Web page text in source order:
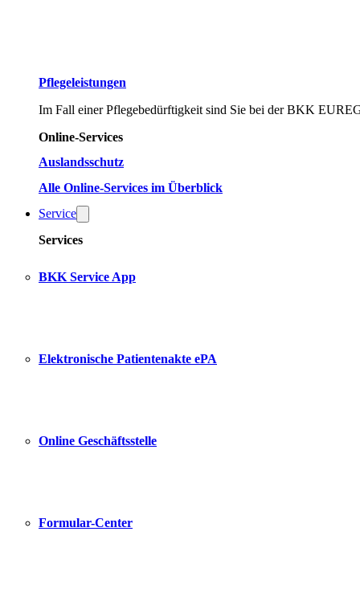
Pflegeleistungen
Im Fall einer Pflegebedürftigkeit sind Sie bei der BKK
Online-Services
Auslandsschutz
Alle Online-Services im Überblick
Service
Services
BKK Service App
Elektronische Patientenakte ePA
Online Geschäftsstelle
Formular-Center